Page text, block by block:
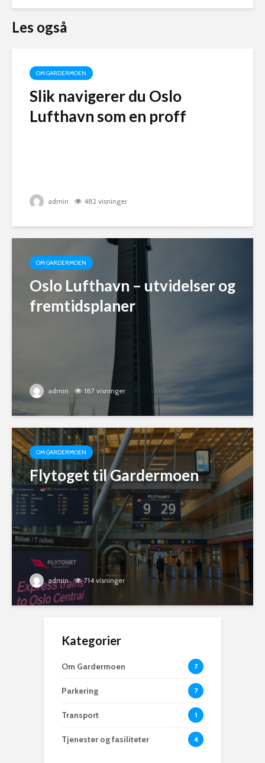
Les også
OM GARDERMOEN
Slik navigerer du Oslo
Lufthavn som en proff
admin 482 visninger
OM GARDERMOEN
Oslo Lufthavn – utvidelser og
fremtidsplaner
admin 187 visninger
OM GARDERMOEN
Flytoget til Gardermoen
admin 714 visninger
Kategorier
Om Gardermoen 7
Parkering 7
Transport 1
Tjenester og fasiliteter 4